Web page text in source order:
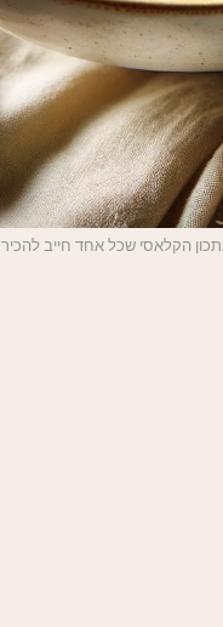
הקלאסי שכל אחד חייב להכיר